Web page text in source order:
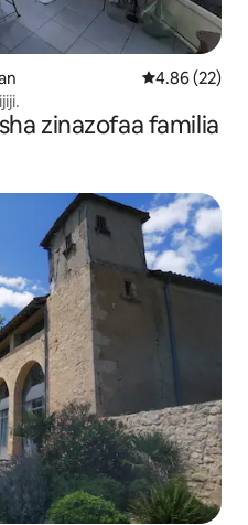
Ukadiriaji wa
4.86 (22)
zinazofaa familia